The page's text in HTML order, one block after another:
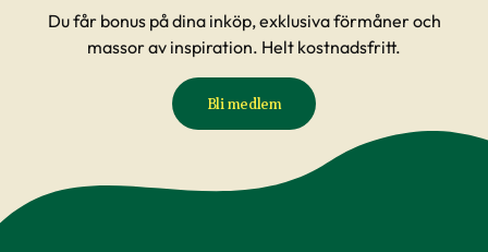
Du får bonus på dina inköp, exklusiva förmåner och
massor av inspiration. Helt kostnadsfritt.
Bli medlem